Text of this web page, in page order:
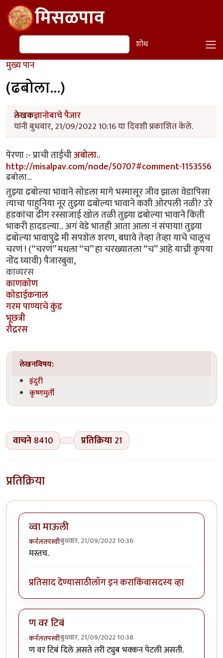
Skip to main contentमिसळपाव
शोध शोध
मुख्य पान
(ढबोला...)
लेखकज्ञानोबाचे पैजार
यांनी बुधवार, 21/09/2022 10:16 या दिवशी प्रकाशित केले.
पेरणा :- प्राची ताईचीअबोला..
http://misalpav.com/node/50707#comment-1153556
ढबोला...
तुझ्या ढबोल्या भावाने सोडला मागे भस्मासूर जीव झाला वेडापिसा
त्याचा पाहुनिया नूर तुझ्या ढबोल्या भावाने कशी ओरपली नळी? उरे
हडकांचा ढीग रस्साजाई खोल तळी तुझ्या ढबोल्या भावाने किती
भाकरी हादडल्या.. अगं वेडे भातही आता आला नं संपाया! तुझ्या
ढबोल्या भावापुढे मी सपशेल शरण, बघावे तेव्हा तेव्हा याचे चालूच
चरणं ! (“चरणं” मधला “च” हा चरख्यातला “च” आहे याच्री कृपया
नोंद घ्यावी) पैजारबुवा,
काव्यरस
काणकोण
कोडाईकनाल
गरम पाण्याचे कुंड
भूछत्री
रौद्ररस
लेखनविषय:
इंदुरी
कृष्णमुर्ती
वाचने 8410 प्रतिक्रिया 21
प्रतिक्रिया
व्वा माऊली
कर्नलतपस्वीबुधवार, 21/09/2022 10:36
मस्तच.
प्रतिसाद देण्यासाठीलॉग इन कराकिंवासदस्य व्हा
ण वर टिबं
कर्नलतपस्वीबुधवार, 21/09/2022 10:38
ण वर टिबं दिले असते तरी ट्युब भक्कन पेटली असती.